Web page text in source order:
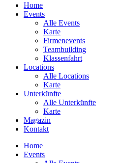
Home
Events
Alle Events
Karte
Firmenevents
Teambuilding
Klassenfahrt
Locations
Alle Locations
Karte
Unterkünfte
Alle Unterkünfte
Karte
Magazin
Kontakt
Home
Events